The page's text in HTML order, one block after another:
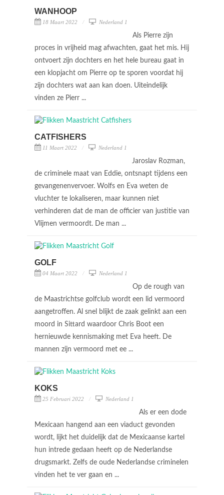
WANHOOP
18 Maart 2022 Nederland 1
Als Pierre zijn
proces in vrijheid mag afwachten, gaat het mis. Hij
ontvoert zijn dochters en het hele bureau gaat in
een klopjacht om Pierre op te sporen voordat hij
zijn dochters wat aan kan doen. Uiteindelijk
vinden ze Pierr ...
CATFISHERS
11 Maart 2022 Nederland 1
Jaroslav Rozman,
de criminele maat van Eddie, ontsnapt tijdens een
gevangenenvervoer. Wolfs en Eva weten de
vluchter te lokaliseren, maar kunnen niet
verhinderen dat de man de officier van justitie van
Vlijmen vermoordt. De man ...
GOLF
04 Maart 2022 Nederland 1
Op de rough van
de Maastrichtse golfclub wordt een lid vermoord
aangetroffen. Al snel blijkt de zaak gelinkt aan een
moord in Sittard waardoor Chris Boot een
hernieuwde kennismaking met Eva heeft. De
mannen zijn vermoord met ee ...
KOKS
25 Februari 2022 Nederland 1
Als er een dode
Mexicaan hangend aan een viaduct gevonden
wordt, lijkt het duidelijk dat de Mexicaanse kartel
hun intrede gedaan heeft op de Nederlandse
drugsmarkt. Zelfs de oude Nederlandse criminelen
vinden het te ver gaan en ...